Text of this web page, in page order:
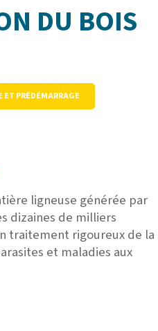
DU BOIS
ET PRÉDÉMARRAGE
ligneuse générée par
dizaines de milliers
traitement rigoureux de la
et maladies aux